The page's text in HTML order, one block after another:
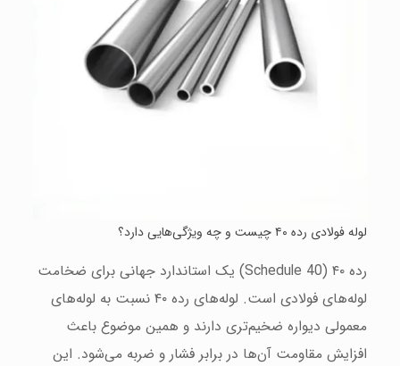
لوله فولادی رده ۴۰ چیست و چه ویژگی‌هایی دارد؟
رده ۴۰ (Schedule 40) یک استاندارد جهانی برای ضخامت
لوله‌های فولادی است. لوله‌های رده ۴۰ نسبت به لوله‌های
معمولی دیواره ضخیم‌تری دارند و همین موضوع باعث
افزایش مقاومت آن‌ها در برابر فشار و ضربه می‌شود. این